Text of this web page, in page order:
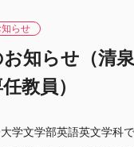
知らせ
知らせ（清
教員）
学文学部英語英文学科